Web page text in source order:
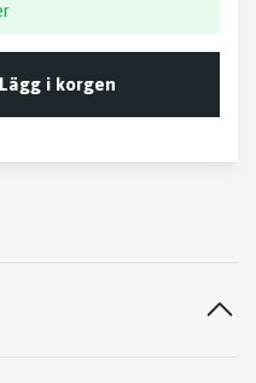
Lägg i korgen